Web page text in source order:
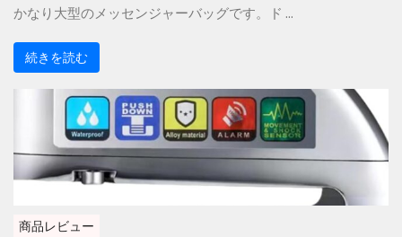
かなり大型のメッセンジャーバッグです。ド ...
続きを読む
商品レビュー